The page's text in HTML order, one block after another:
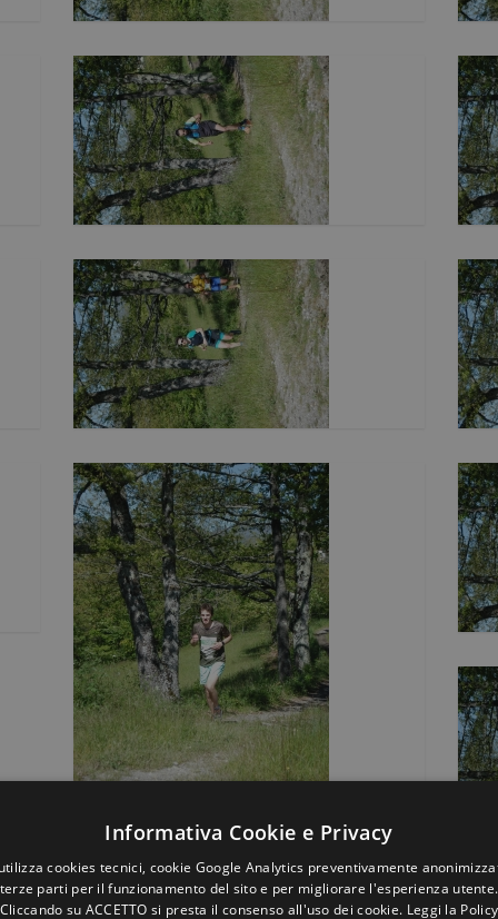
Informativa Cookie e Privacy
cookies tecnici, cookie Google Analytics preventivamente
terze parti per il funzionamento del sito e per migliorare l'esperienza utente.
Cliccando su ACCETTO si presta il consenso all'uso dei cookie. Leggi la Policy